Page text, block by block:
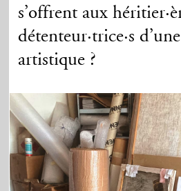
s’offrent aux héritier
détenteur·trice·s
artistique ?